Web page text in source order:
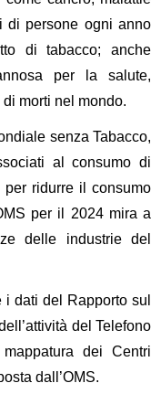
di persone ogni anno
di tabacco; anche
per la salute,
morti nel mondo.
senza Tabacco,
al consumo di
ridurre il consumo
per il 2024 mira a
delle industrie del
dati del Rapporto sul
del Telefono
dei Centri
dall’OMS.